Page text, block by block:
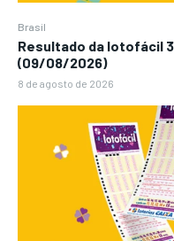
Brasil
Resultado da lotofácil
(09/08/2026)
8 de agosto de 2026